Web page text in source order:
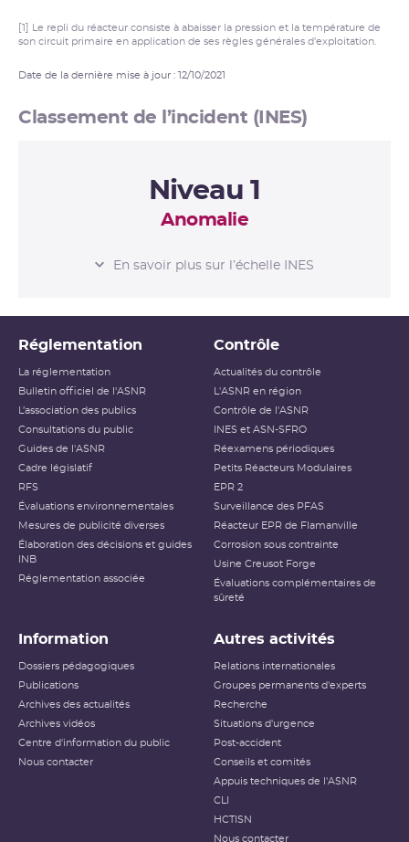
[1] Le repli du réacteur consiste à abaisser la pression et la température de
son circuit primaire en application de ses règles générales d’exploitation.
Date de la dernière mise à jour : 12/10/2021
Classement de l’incident (INES)
Niveau 1
Anomalie
L’ÉCHELLE INES
Niveau 2
Niveau 3 Incident grave
Accident ayant des conséquences
locales
Niveau 5
Accident ayant des conséquences
Accident grave
Niveau 7 Accident majeur
L’échelle INES (International Nuclear and Radiological
au public l’importance d’un événement vis-à-vis de la
sûreté ou de la
. Cette échelle est
applicable aux événements survenant sur les
réelles, sur la radioprotection du public et des travailleurs.
Elle ne s’applique pas aux événements ayant un impact
habituellement utilisés pour classer les événements
reçue notamment) n’étant pas applicables dans ce
En savoir plus sur l’échelle INES
Réglementation
La réglementation
Bulletin officiel de l'ASNR
L’association des publics
Consultations du public
Guides de l'ASNR
Cadre législatif
RFS
Évaluations environnementales
Mesures de publicité diverses
Élaboration des décisions et guides
INB
Réglementation associée
Contrôle
Actualités du contrôle
L'ASNR en région
Contrôle de l'ASNR
INES et ASN-SFRO
Réexamens périodiques
Petits Réacteurs Modulaires
EPR 2
Surveillance des PFAS
Réacteur EPR de Flamanville
Corrosion sous contrainte
Usine Creusot Forge
Évaluations complémentaires de
sûreté
Information
Dossiers pédagogiques
Publications
Archives des actualités
Archives vidéos
Centre d'information du public
Nous contacter
Autres activités
Relations internationales
Groupes permanents d'experts
Recherche
Situations d'urgence
Post-accident
Conseils et comités
Appuis techniques de l'ASNR
CLI
HCTISN
Nous contacter